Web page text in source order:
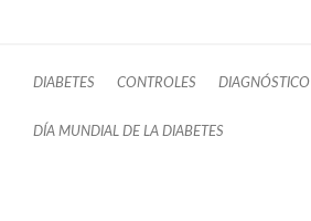
DIABETES CONTROLES DIAGNÓSTICO
DÍA MUNDIAL DE LA DIABETES